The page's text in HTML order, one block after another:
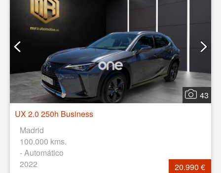
43
UX 2.0 250h Business
Madrid
100.000 kms.
- Automático
2022
20.990 €